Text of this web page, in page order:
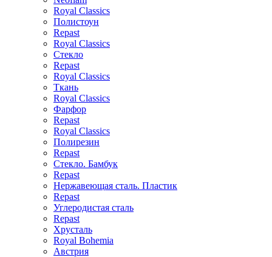
Royal Classics
Полистоун
Repast
Royal Classics
Стекло
Repast
Royal Classics
Ткань
Royal Classics
Фарфор
Repast
Royal Classics
Полирезин
Repast
Стекло. Бамбук
Repast
Нержавеющая сталь. Пластик
Repast
Углеродистая сталь
Repast
Хрусталь
Royal Bohemia
Австрия